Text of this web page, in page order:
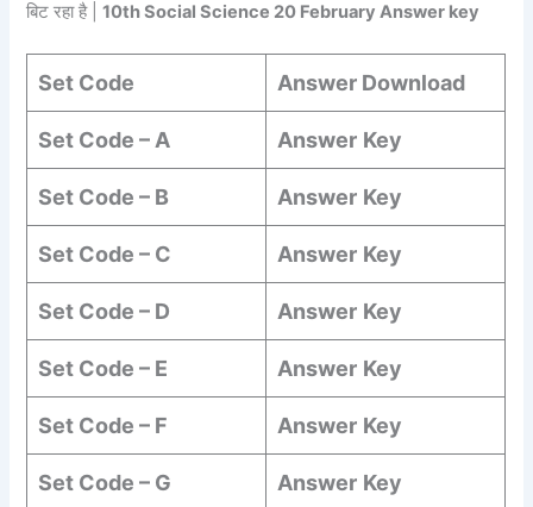
बिट रहा है |10th Social Science 20 February Answer key
Set Code Answer Download
Set Code – A Answer Key
Set Code – B Answer Key
Set Code – C Answer Key
Set Code – D Answer Key
Set Code – E Answer Key
Set Code – F Answer Key
Set Code – G Answer Key